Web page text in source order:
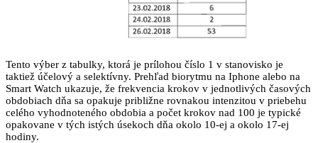
Tento výber z tabulky, ktorá je prílohou číslo 1 v stanovisko je
taktiež účelový a selektívny. Prehľad biorytmu na Iphone alebo na
Smart Watch ukazuje, že frekvencia krokov v jednotlivých časových
obdobiach dňa sa opakuje približne rovnakou intenzitou v priebehu
celého vyhodnoteného obdobia a počet krokov nad 100 je typické
opakovane v tých istých úsekoch dňa okolo 10-ej a okolo 17-ej
hodiny.